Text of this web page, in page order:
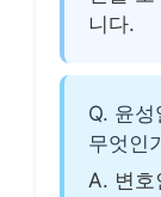
니다.
Q. 윤
무엇인
A. 변호